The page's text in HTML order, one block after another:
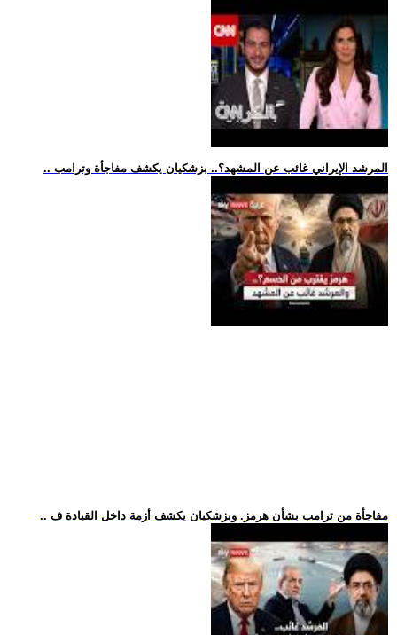
.. المرشد الإيراني غائب عن المشهد؟.. بزشكيان يكشف مفاجأة وترامب
.. مفاجأة من ترامب بشأن هرمز. وبزشكيان يكشف أزمة داخل القيادة ف